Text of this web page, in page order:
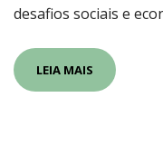
desafios sociais e
LEIA MAIS